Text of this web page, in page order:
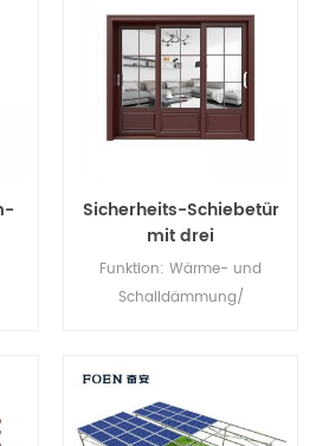
Sicherheits-Schiebetür
mit drei
Verbindungselementen
Funktion: Wärme- und
Schalldämmung/
Ihren Wünschen.